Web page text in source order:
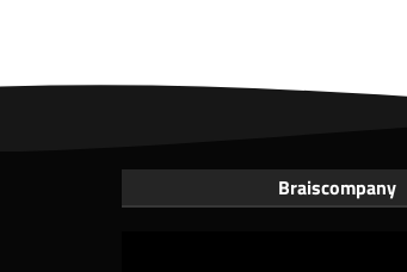
Braiscompany